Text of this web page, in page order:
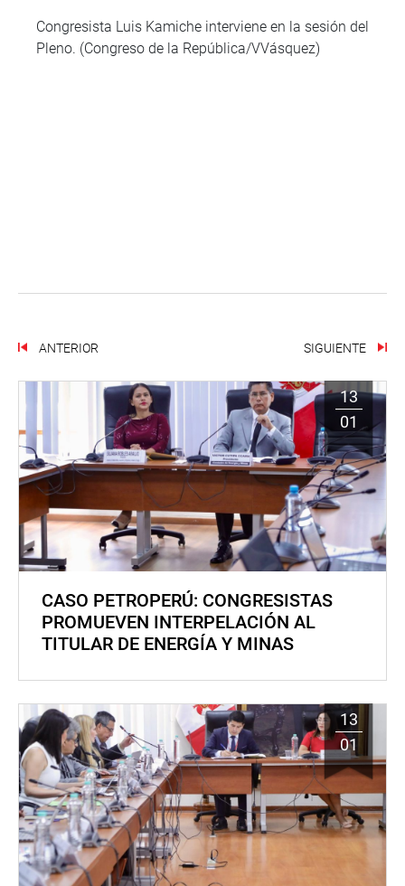
Congresista Luis Kamiche interviene en la sesión del
Pleno. (Congreso de la República/VVásquez)
ANTERIOR SIGUIENTE
13
01
CASO PETROPERÚ: CONGRESISTAS
PROMUEVEN INTERPELACIÓN AL
TITULAR DE ENERGÍA Y MINAS
13
01